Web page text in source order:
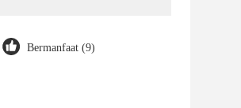
Bermanfaat (9)